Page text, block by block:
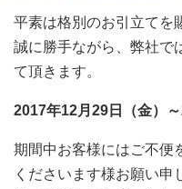
平素は格別のお引立てを
誠に勝手ながら、弊社で
て頂きます。
2017年12月29日（金）
期間中お客様にはご不便
くださいます様お願い申